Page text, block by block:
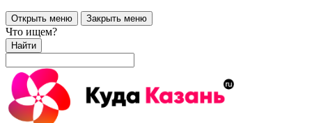
Открыть меню Закрыть меню
Что ищем?
Найти